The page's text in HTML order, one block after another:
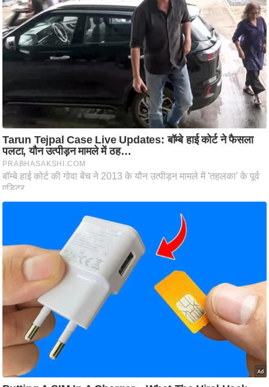
र
स
मी
क्षा
ज्यो
ष
प्र
भु
म
हि
ध
र्म
स्थ
ल
व्र
त
त्यो
र